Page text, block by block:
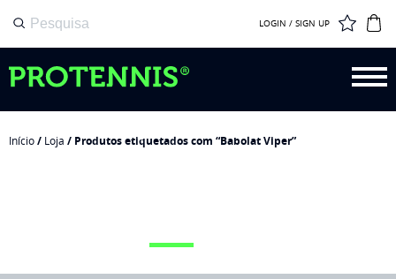
LOGIN / SIGN UP
Início/ Loja / Produtos etiquetados com “Babolat Viper”